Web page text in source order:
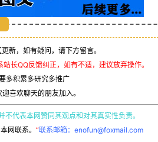
新，如有疑问，请下方留言。
长QQ反馈纠正，如有不适，建议放弃操作。
多积累多研究多推广
喜欢聊天的朋友加入。
不代表本网赞同其观点和对其真实性负责。
网联系。 “联系邮箱：enofun@foxmail.com